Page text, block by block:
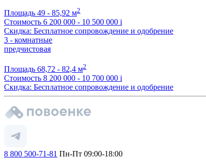
Площадь 49 - 85,92 м2
Стоимость 6 200 000 - 10 500 000 i
Скидка: Бесплатное сопровождение и одобрение
3 - комнатные
предчистовая
Площадь 68,72 - 82,4 м2
Стоимость 8 200 000 - 10 700 000 i
Скидка: Бесплатное сопровождение и одобрение
8 800 500-71-81 Пн-Пт 09:00-18:00